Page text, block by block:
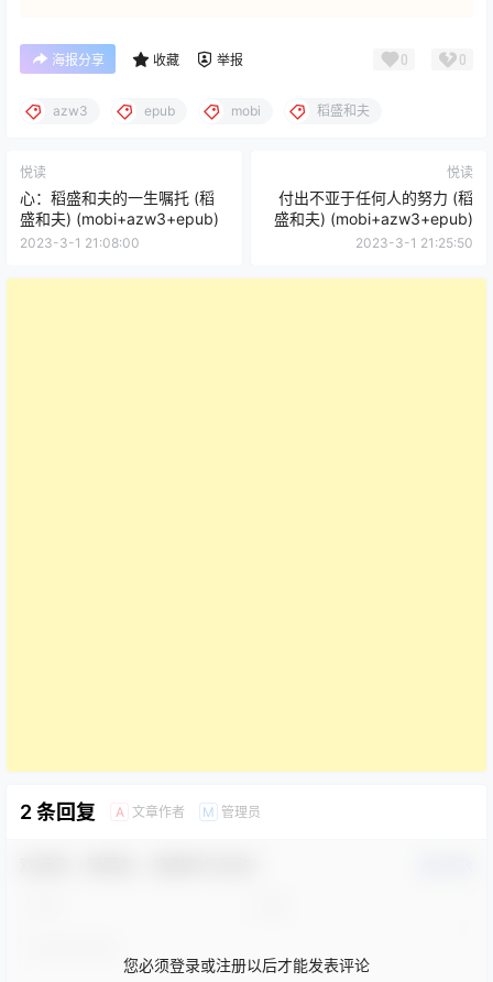
海报分享 收藏 举报 0 0
azw3 epub mobi 稻盛和夫
悦读
心：稻盛和夫的一生嘱托 (稻
盛和夫) (mobi+azw3+epub)
2023-3-1 21:08:00
悦读
付出不亚于任何人的努力 (稻
盛和夫) (mobi+azw3+epub)
2023-3-1 21:25:50
2 条回复 A 文章作者 M 管理员
您必须登录或注册以后才能发表评论